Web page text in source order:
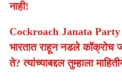
नाही!
Cockroach Janata Party
भारतात राहून नडले कॉक्रोच
ते? त्यांच्याबद्दल तुम्हाला